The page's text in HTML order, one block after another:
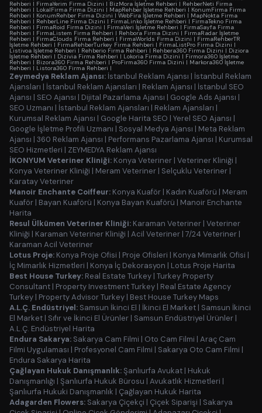
Rehberi | FirmaYerim Firma Dizini | BizMora İşletme Rehberi | RehberNeti Firma
Rehberi | LokalFirma Firma Dizini | MapRehber İşletme Rehberi | KonumFirma Firma
Rehberi | KonumRehber Firma Dizini | WebFira İşletme Rehberi | MapNokta Firma
Rehberi | RehberLine Firma Dizini | FirmaLinko İşletme Rehberi | FirmaTekno Firma
Rehberi | FirmaRoid Firma Dizini | FirmaVeri İşletme Rehberi | FirmaSayfa Firma
Rehberi | FirmaListem Firma Rehberi | Rehbora Firma Dizini | FirmaRadar İşletme
Rehberi | FirmaClouds Firma Rehberi | FirmaWorlds Firma Dizini | FirmaRehberTR
İşletme Rehberi | FirmaRehberTurkey Firma Rehberi | FirmaListPro Firma Dizini |
Listivoa İşletme Rehberi | Rehberio Firma Rehberi | Rehbera360 Firma Dizini | Diziora
İşletme Rehberi | Dizivia Firma Rehberi | Lokoria Firma Dizini | Firmora360 İşletme
Rehberi | Bizora360 Firma Rehberi | ProFirma360 Firma Dizini | Markora360 İşletme
Rehberi | Listora360 Firma Rehberi |
Zeymedya Reklam Ajansı: İstanbul Reklam Ajansı | İstanbul Reklam
Ajansları | İstanbul Reklam Ajansları | Reklam Ajansı | İstanbul SEO
Ajansı | SEO Ajansı | Dijital Pazarlama Ajansı | Google Ads Ajansı |
SEO Uzmanı | İstanbul Reklam Ajansları | Reklam Ajansları |
Kurumsal Reklam Ajansı | Google Harita SEO | Yerel SEO Ajansı |
Google İşletme Profili Uzmanı | Sosyal Medya Ajansı | Meta Reklam
Ajansı | 360 Reklam Ajansı | Performans Pazarlama Ajansı | Kurumsal
SEO Hizmetleri | ZEYMEDYA Reklam Ajansı
İKONYUM Veteriner Kliniği: Konya Veteriner | Veteriner Kliniği |
Konya Veteriner Kliniği | Meram Veteriner | Selçuklu Veteriner |
Karatay Veteriner
Manoir Enchante Coiffeur: Konya Kuaför | Kadın Kuaförü | Meram
Kuaför | Bayan Kuaförü | Konya Bayan Kuaförü | Manoir Enchante
Harita
Resul Ülkümen Veteriner Kliniği: Karaman Veteriner | Veteriner
Kliniği | Karaman Veteriner Kliniği | Acil Veteriner | 7/24 Veteriner |
Karaman Acil Veteriner
Lotus Proje: Konya Proje Ofisi | Proje Ofisleri | Konya Mimarlık Ofisi |
İç Mimarlık Hizmetleri | Konya İç Dekorasyon | Lotus Proje Harita
Best House Turkey: Real Estate Turkey | Turkey Property
Consultant | Property Investment Turkey | Real Estate Agency
Turkey | Property Advisor Turkey | Best House Turkey Maps
A.L.Ç. Endüstriyel: Samsun İkinci El | İkinci El Market | Samsun İkinci
El Market | Sıfır ve İkinci El Ürünler | Samsun Endüstriyel Ürünler |
A.L.Ç. Endüstriyel Harita
Endura Sakarya: Sakarya Cam Filmi | Oto Cam Filmi | Araç Cam
Filmi Uygulaması | Profesyonel Cam Filmi | Sakarya Oto Cam Filmi |
Endura Sakarya Harita
Çağlayan Hukuk Danışmanlık:Şanlıurfa Avukat | Hukuk
Danışmanlığı | Şanlıurfa Hukuk Bürosu | Avukatlık Hizmetleri |
Şanlıurfa Hukuki Danışmanlık | Çağlayan Hukuk Harita
Adagarden Flowers: Sakarya Çiçekçi | Çiçek Siparişi | Sakarya